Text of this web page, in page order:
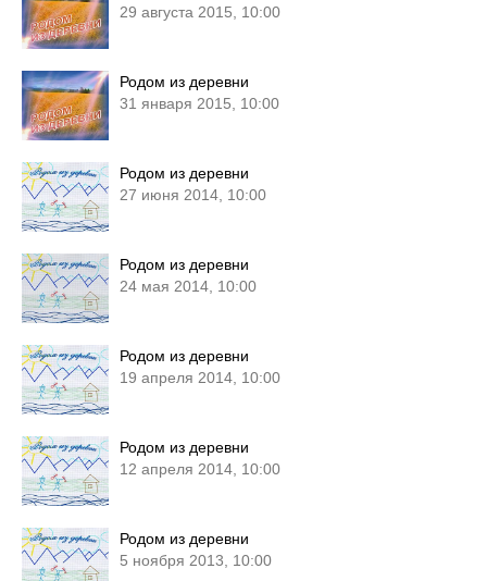
29 августа 2015, 10:00
Родом из деревни
31 января 2015, 10:00
Родом из деревни
27 июня 2014, 10:00
Родом из деревни
24 мая 2014, 10:00
Родом из деревни
19 апреля 2014, 10:00
Родом из деревни
12 апреля 2014, 10:00
Родом из деревни
5 ноября 2013, 10:00